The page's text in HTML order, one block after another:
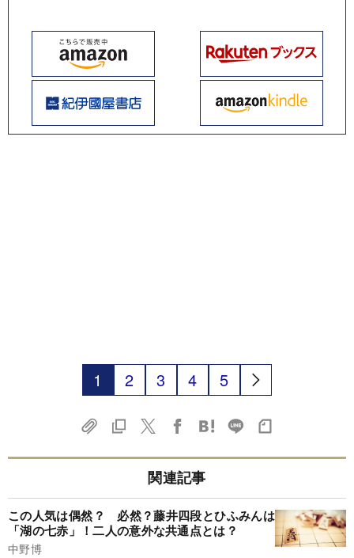
1 2 3 4 5
関連記事
この人気は偶然？ 必然？藤井四段とひふみんは
「湖の七赤」！二人の意外な共通点とは？
中野博